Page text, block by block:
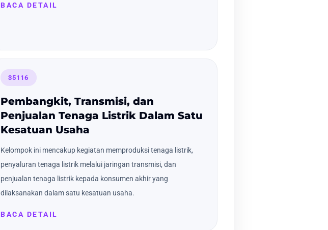
BACA DETAIL
35116
Pembangkit, Transmisi, dan
Penjualan Tenaga Listrik Dalam Satu
Kesatuan Usaha
Kelompok ini mencakup kegiatan memproduksi tenaga listrik,
penyaluran tenaga listrik melalui jaringan transmisi, dan
penjualan tenaga listrik kepada konsumen akhir yang
dilaksanakan dalam satu kesatuan usaha.
BACA DETAIL